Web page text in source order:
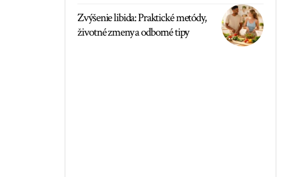
Zvýšenie libida: Praktické metódy,
životné zmeny a odborné tipy